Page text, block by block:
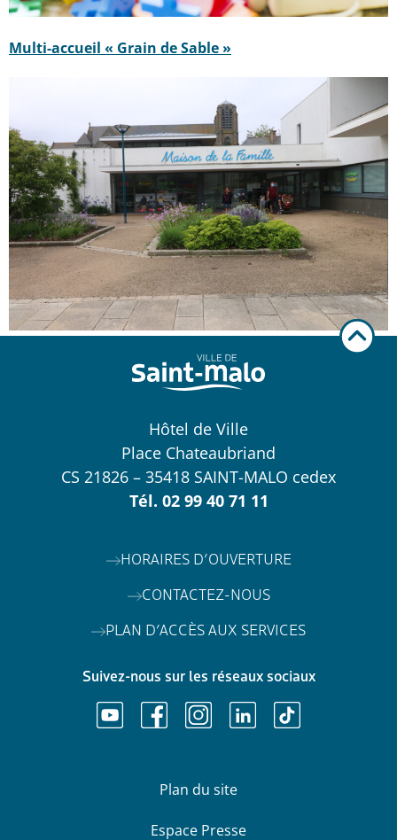
Multi-accueil « Grain de Sable »
Hôtel de Ville
Place Chateaubriand
CS 21826 – 35418 SAINT-MALO cedex
Tél. 02 99 40 71 11
HORAIRES D’OUVERTURE
CONTACTEZ-NOUS
PLAN D’ACCÈS AUX SERVICES
Suivez-nous sur les réseaux sociaux
Plan du site
Espace Presse